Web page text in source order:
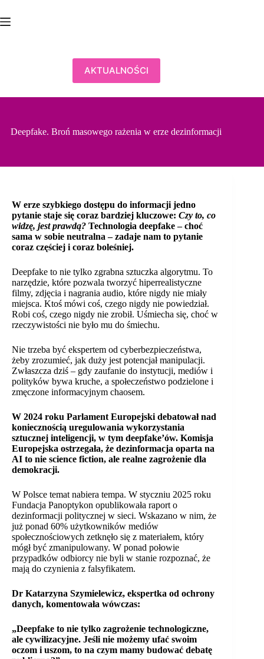
treści
AKTUALNOŚCI
Deepfake. Broń masowego rażenia w erze dezinformacji
W erze szybkiego dostępu do informacji jedno
pytanie staje się coraz bardziej kluczowe: Czy to, co
widzę, jest prawdą? Technologia deepfake – choć
sama w sobie neutralna – zadaje nam to pytanie
coraz częściej i coraz boleśniej.
Deepfake to nie tylko zgrabna sztuczka algorytmu. To
narzędzie, które pozwala tworzyć hiperrealistyczne
filmy, zdjęcia i nagrania audio, które nigdy nie miały
miejsca. Ktoś mówi coś, czego nigdy nie powiedział.
Robi coś, czego nigdy nie zrobił. Uśmiecha się, choć w
rzeczywistości nie było mu do śmiechu.
Nie trzeba być ekspertem od cyberbezpieczeństwa,
żeby zrozumieć, jak duży jest potencjał manipulacji.
Zwłaszcza dziś – gdy zaufanie do instytucji, mediów i
polityków bywa kruche, a społeczeństwo podzielone i
zmęczone informacyjnym chaosem.
W 2024 roku Parlament Europejski debatował nad
koniecznością uregulowania wykorzystania
sztucznej inteligencji, w tym deepfake’ów. Komisja
Europejska ostrzegała, że dezinformacja oparta na
AI to nie science fiction, ale realne zagrożenie dla
demokracji.
W Polsce temat nabiera tempa. W styczniu 2025 roku
Fundacja Panoptykon opublikowała raport o
dezinformacji politycznej w sieci. Wskazano w nim, że
już ponad 60% użytkowników mediów
społecznościowych zetknęło się z materiałem, który
mógł być zmanipulowany. W ponad połowie
przypadków odbiorcy nie byli w stanie rozpoznać, że
mają do czynienia z falsyfikatem.
Dr Katarzyna Szymielewicz, ekspertka od ochrony
danych, komentowała wówczas:
„Deepfake to nie tylko zagrożenie technologiczne,
ale cywilizacyjne. Jeśli nie możemy ufać swoim
oczom i uszom, to na czym mamy budować debatę